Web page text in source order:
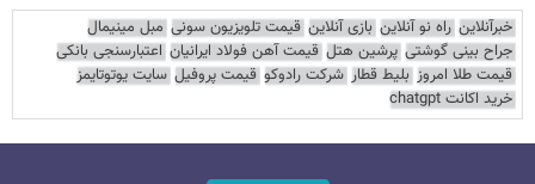
خبرآنلاین راه نو آنلاین بازی آنلاین قیمت تلویزیون سونی مبل مینیمال
جراح بینی گوشتی پرشین هتل قیمت آهن فولاد ایرانیان اعتبارسنجی بانکی
قیمت طلا امروز بلیط قطار شرکت رادوکو قیمت پروفیل سایت یوتوتایمز
خرید اکانت chatgpt